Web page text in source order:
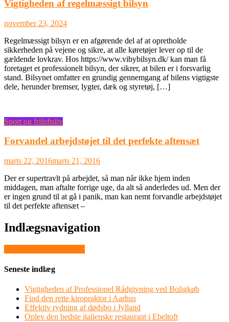
Vigtigheden af regelmæssigt bilsyn
november 23, 2024
Regelmæssigt bilsyn er en afgørende del af at opretholde
sikkerheden på vejene og sikre, at alle køretøjer lever op til de
gældende lovkrav. Hos https://www.vibybilsyn.dk/ kan man få
foretaget et professionelt bilsyn, der sikrer, at bilen er i forsvarlig
stand. Bilsynet omfatter en grundig gennemgang af bilens vigtigste
dele, herunder bremser, lygter, dæk og styretøj, […]
Sport og friluftsliv
Forvandel arbejdstøjet til det perfekte aftensæt
marts 22, 2016marts 21, 2016
Der er supertravlt på arbejdet, så man når ikke hjem inden
middagen, man aftalte forrige uge, da alt så anderledes ud. Men der
er ingen grund til at gå i panik, man kan nemt forvandle arbejdstøjet
til det perfekte aftensæt –
Indlægsnavigation
Seneste indlæg
Vigtigheden af Professionel Rådgivning ved Boligkøb
Find den rette kiropraktor i Aarhus
Effektiv rydning af dødsbo i Jylland
Oplev den bedste italienske restaurant i Ebeltoft